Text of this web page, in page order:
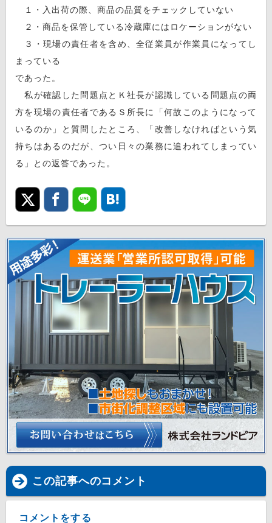
１・入出荷の際、商品の品質をチェックしていない
２・商品を保管している冷蔵庫にはロケーションがない
３・現場の責任者を含め、全従業員が作業員になってし
まっている
であった。
私が確認した問題点とＫ社長が認識している問題点の両
方を現場の責任者であるＳ所長に「何故このようになって
いるのか」と質問したところ、「改善しなければという気
持ちはあるのだが、つい日々の業務に追われてしまってい
る」との返答であった。
この記事へのコメント
コメントをする